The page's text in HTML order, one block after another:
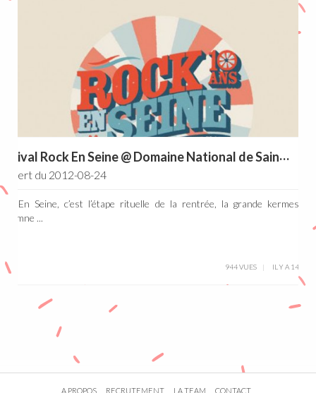
F
estival Rock En Seine @ Domaine National de Saint-Cloud
du 2012-08-24
En Seine, c’est l’étape rituelle de la rentrée, la grande kermesse
...
944 VUES IL Y A 14 ANS
A PROPOS RECRUTEMENT LA TEAM CONTACT